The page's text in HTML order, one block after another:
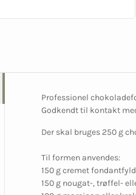
Professionel
Godkendt til kontakt
Der skal bruges 250 g
Til formen anvendes:
150 g cremet fondantfyld
150 g nougat-, trøffel-